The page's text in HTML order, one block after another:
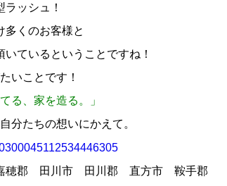
ラッシュ！
多くのお客様と
ているということですね！
いことです！
る、家を造る。」
分たちの想いにかえて。
穂郡 田川市 田川郡 直方市 鞍手郡